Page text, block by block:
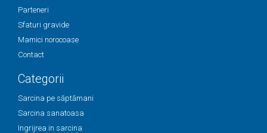
Parteneri
Sfaturi gravide
Mamici norocoase
Contact
Categorii
Sarcina pe săptămani
Sarcina sanatoasa
Ingrijrea in sarcina